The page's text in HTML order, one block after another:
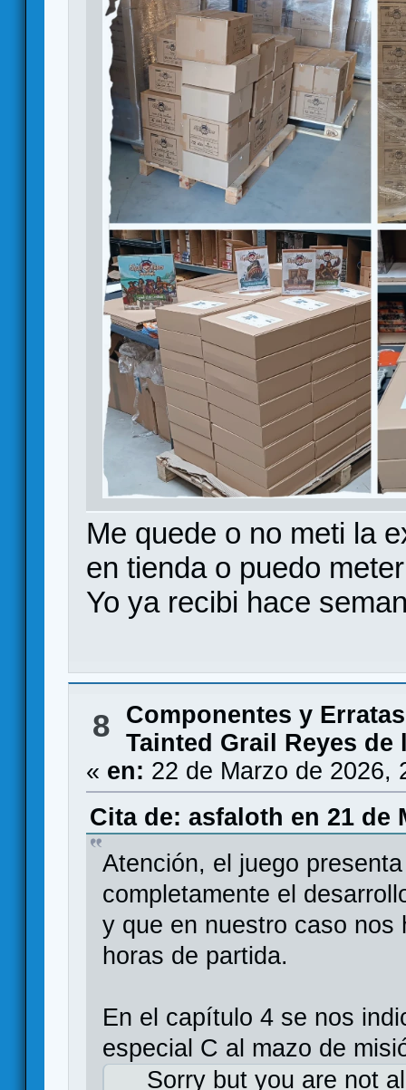
Me quede o no meti la
en tienda o puedo
Yo ya recibi hace
8 Componentes y Erratas
Tainted Grail Reyes de
« en: 22 de Marzo de 2026,
Cita de: asfaloth en 21 de
Atención, el juego
completamente el
y que en nuestro caso nos
horas de partida.
En el capítulo 4 se nos
especial C al mazo de
Sorry but you are not